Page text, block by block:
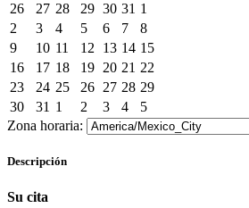
26 27 28 29 30 31 1
2
3 4 5 6 7
8
9
10 11 12 13 14 15
16
17 18 19 20 21 22
23
24 25 26 27 28 29
30
31 1 2 3 4
5
Zona horaria:
Descripción
Su cita